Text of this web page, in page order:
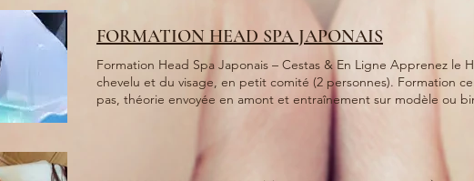
les moments où l’on veut se recentrer et se ressourcer.
FORMATION HEAD SPA JAPONAIS
Formation Head Spa Japonais – Cestas & En Ligne Apprenez le Head Spa Japonais, massage relaxant du cuir
chevelu et du visage, en petit comité (2 personnes). Formation certifiante, avec support papier, vidéos pas à
pas, théorie envoyée en amont et entraînement sur modèle ou
compétences rapidement grâce à un apprentissage pratique et personnalisé. Ne laissez
attendre. Inscrivez- vous : renaisens.cristele@gmail.com